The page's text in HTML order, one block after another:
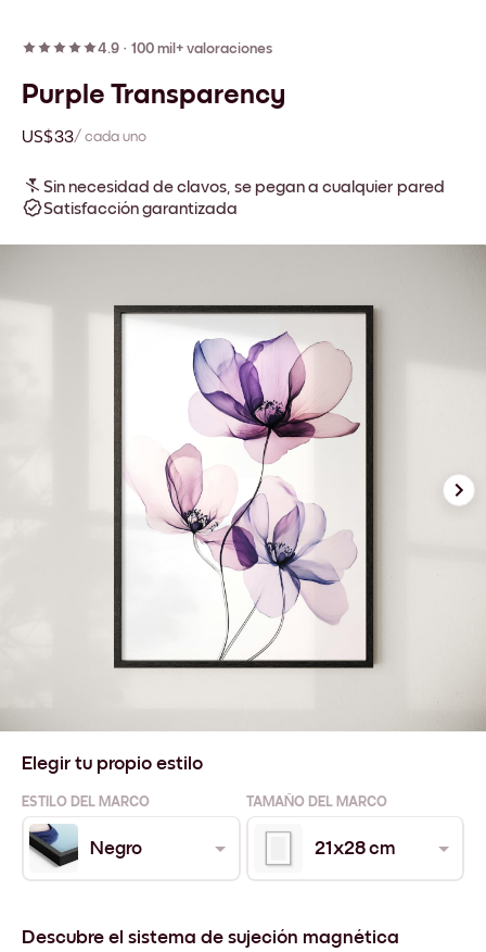
4.9 · 100 mil+ valoraciones
Purple Transparency
US$33/ cada uno
Sin necesidad de clavos, se pegan a cualquier pared
Satisfacción garantizada
Elegir tu propio estilo
ESTILO DEL MARCO TAMAÑO DEL MARCO
Negro 21x28 cm
Descubre el sistema de sujeción magnética